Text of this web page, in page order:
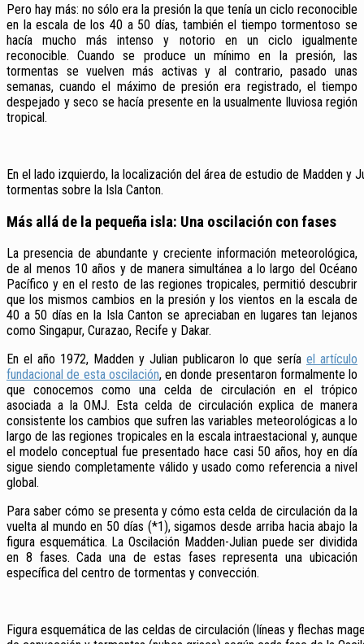
Pero hay más: no sólo era la presión la que tenía un ciclo reconocible
en la escala de los 40 a 50 días, también el tiempo tormentoso se
hacía mucho más intenso y notorio en un ciclo igualmente
reconocible. Cuando se produce un mínimo en la presión, las
tormentas se vuelven más activas y al contrario, pasado unas
semanas, cuando el máximo de presión era registrado, el tiempo
despejado y seco se hacía presente en la usualmente lluviosa región
tropical.
En el lado izquierdo, la localización del área de estudio de Madden y
tormentas sobre la Isla Canton.
Más allá de la pequeña isla: Una oscilación con fases
La presencia de abundante y creciente información meteorológica,
de al menos 10 años y de manera simultánea a lo largo del Océano
Pacífico y en el resto de las regiones tropicales, permitió descubrir
que los mismos cambios en la presión y los vientos en la escala de
40 a 50 días en la Isla Canton se apreciaban en lugares tan lejanos
como Singapur, Curazao, Recife y Dakar.
En el año 1972, Madden y Julian publicaron lo que sería el artículo
fundacional de esta oscilación, en donde presentaron formalmente lo
que conocemos como una celda de circulación en el trópico
asociada a la OMJ. Esta celda de circulación explica de manera
consistente los cambios que sufren las variables meteorológicas a lo
largo de las regiones tropicales en la escala intraestacional y, aunque
el modelo conceptual fue presentado hace casi 50 años, hoy en día
sigue siendo completamente válido y usado como referencia a nivel
global.
Para saber cómo se presenta y cómo esta celda de circulación da la
vuelta al mundo en 50 días (*1), sigamos desde arriba hacia abajo la
figura esquemática. La Oscilación Madden-Julian puede ser dividida
en 8 fases. Cada una de estas fases representa una ubicación
específica del centro de tormentas y convección.
Figura esquemática de las celdas de circulación (líneas y flechas